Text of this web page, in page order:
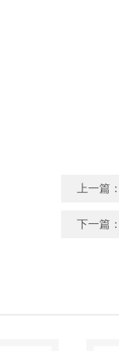
上一篇
下一篇